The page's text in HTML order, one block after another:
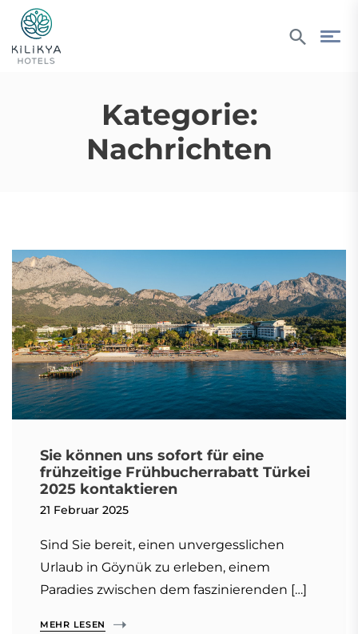
Kategorie:
Nachrichten
Sie können uns sofort für eine
frühzeitige Frühbucherrabatt Türkei
2025 kontaktieren
21 Februar 2025
Sind Sie bereit, einen unvergesslichen
Urlaub in Göynük zu erleben, einem
Paradies zwischen dem faszinierenden […]
MEHR LESEN